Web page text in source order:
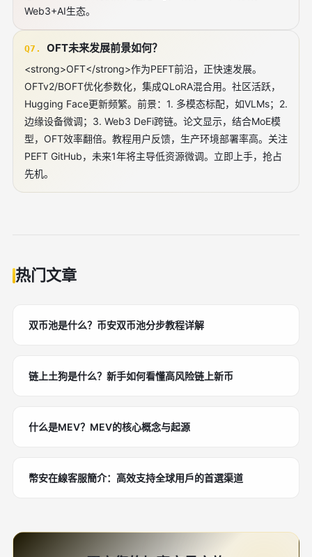
Web3+AI生态。
Q7. OFT未来发展前景如何？
<strong>OFT</strong>作为PEFT前沿，正快速发展。
OFTv2/BOFT优化参数化，集成QLoRA混合用。社区活跃，
Hugging Face更新频繁。前景：1. 多模态标配，如VLMs；2.
边缘设备微调；3. Web3 DeFi跨链。论文显示，结合MoE模
型，OFT效率翻倍。教程用户反馈，生产环境部署率高。关注
PEFT GitHub，未来1年将主导低资源微调。立即上手，抢占
先机。
热门文章
双币池是什么？币安双币池分步教程详解
链上土狗是什么？新手如何看懂高风险链上新币
什么是MEV？MEV的核心概念与起源
幣安在線客服簡介：高效支持全球用戶的首選渠道